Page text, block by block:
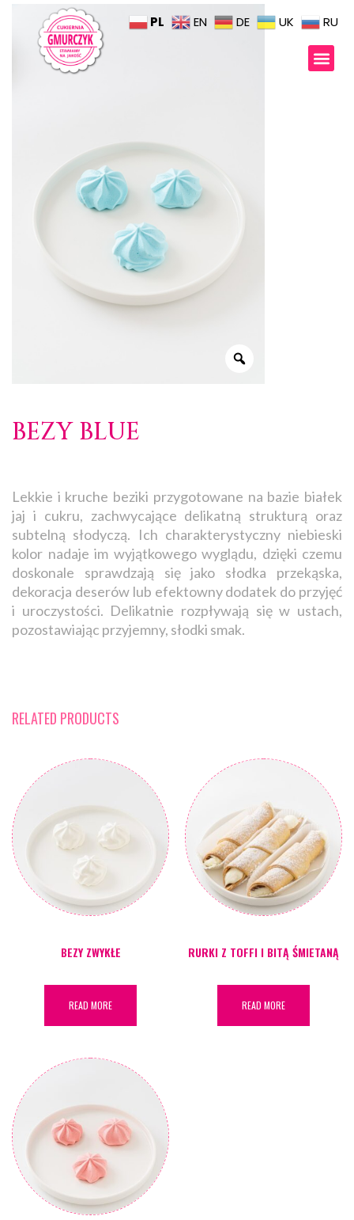
BEZY BLUE
Lekkie i kruche beziki przygotowane na bazie białek
jaj i cukru, zachwycające delikatną strukturą oraz
subtelną słodyczą. Ich charakterystyczny niebieski
kolor nadaje im wyjątkowego wyglądu, dzięki czemu
doskonale sprawdzają się jako słodka przekąska,
dekoracja deserów lub efektowny dodatek do przyjęć
i uroczystości. Delikatnie rozpływają się w ustach,
pozostawiając przyjemny, słodki smak.
RELATED PRODUCTS
BEZY ZWYKŁE
READ MORE
RURKI Z TOFFI I BITĄ ŚMIETANĄ
READ MORE
PL EN DE UK RU